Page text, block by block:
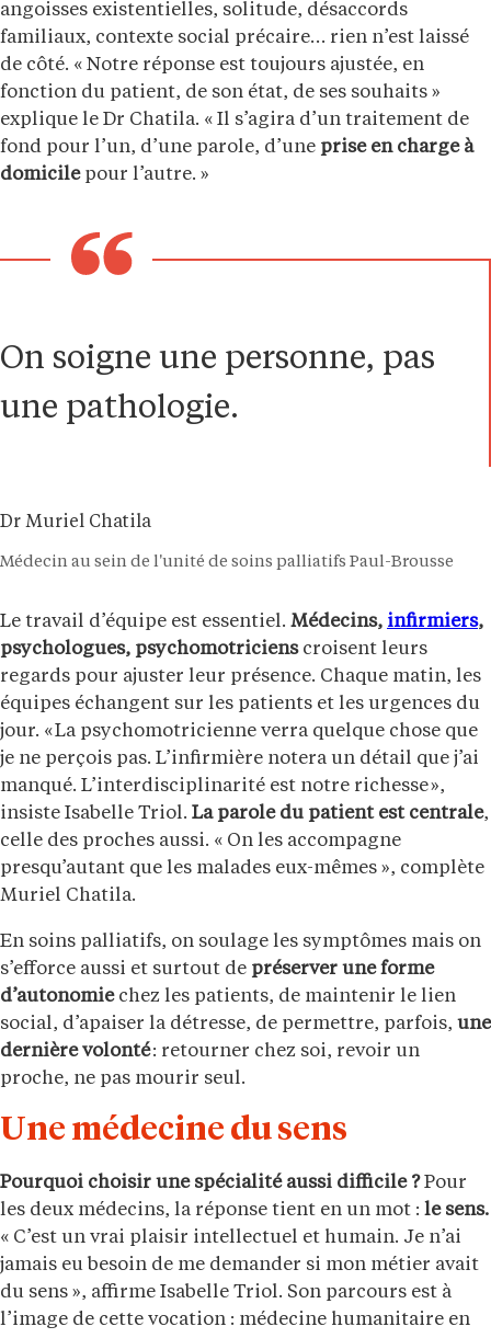
angoisses existentielles, solitude, désaccords
familiaux, contexte social précaire… rien n’est laissé
de côté. « Notre réponse est toujours ajustée, en
fonction du patient, de son état, de ses souhaits »
explique le Dr Chatila. « Il s’agira d’un traitement de
fond pour l’un, d’une parole, d’une prise en charge à
domicilepour l’autre. »
On soigne une personne, pas
une pathologie.
Dr Muriel Chatila
Médecin au sein de l'unité de soins palliatifs Paul-Brousse
Le travail d’équipe est essentiel. Médecins, infirmiers,
psychologues, psychomotricienscroisent leurs
regards pour ajuster leur présence. Chaque matin, les
équipes échangent sur les patients et les urgences du
jour. « La psychomotricienne verra quelque chose que
je ne perçois pas. L’infirmière notera un détail que j’ai
manqué. L’interdisciplinarité est notre richesse »,
insiste Isabelle Triol. La parole du patient est centrale,
celle des proches aussi. « On les accompagne
presqu’autant que les malades eux-mêmes », complète
Muriel Chatila.
En soins palliatifs, on soulage les symptômes mais on
s’efforce aussi et surtout de préserver une forme
d’autonomiechez les patients, de maintenir le lien
social, d’apaiser la détresse, de permettre, parfois, une
dernière volonté: retourner chez soi, revoir un
proche, ne pas mourir seul.
Une médecine du sens
Pourquoi choisir une spécialité aussi difficile ?Pour
les deux médecins, la réponse tient en un mot : le sens.
« C’est un vrai plaisir intellectuel et humain. Je n’ai
jamais eu besoin de me demander si mon métier avait
du sens », affirme Isabelle Triol. Son parcours est à
l’image de cette vocation : médecine humanitaire en